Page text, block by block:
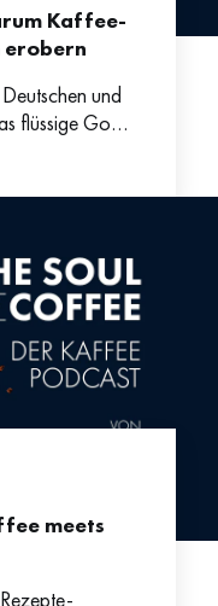
Kaffee-
erobern
und
flüssige Gold
meets